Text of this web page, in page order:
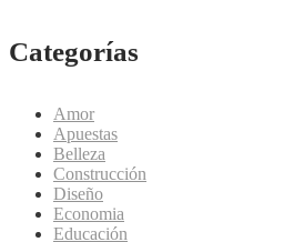
Categorías
Amor
Apuestas
Belleza
Construcción
Diseño
Economia
Educación